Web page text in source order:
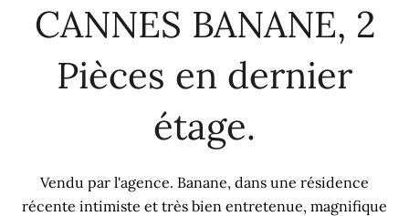
CANNES BANANE, 2
Pièces en dernier
étage.
Vendu par l'agence. Banane, dans une résidence
récente intimiste et très bien entretenue, magnifique